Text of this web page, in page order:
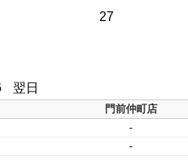
27
翌日
門前仲町店
-
-